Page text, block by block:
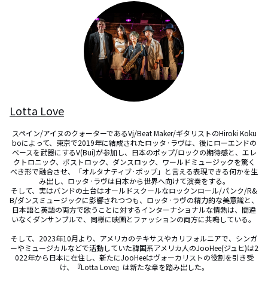
Lotta Love
スペイン/アイヌのクォーターであるVj/Beat Maker/ギタリストのHiroki Koku
boによって、東京で2019年に結成されたロッタ·ラヴは、後にローエンドの
ベースを武器にするV(Bui)が参加し、日本のポップ/ロックの期待感と、エレ
クトロニック、ポストロック、ダンスロック、ワールドミュージックを驚く
べき形で融合させ、「オルタナティブ·ポップ」と言える表現できる何かを生
み出し、ロッタ·ラヴは日本から世界へ向けて演奏をする。
​そして、実はバンドの土台はオールドスクールなロックンロール/パンク/R&
B/ダンスミュージックに影響されつつも、ロッタ·ラヴの精力的な美意識と、
日本語と英語の両方で歌うことに対するインターナショナルな情熱は、間違
いなくダンサンブルで、同様に映画とファッションの両方に共鳴している。
そして、2023年10月より、アメリカのテキサスやカリフォルニアで、シンガ
ーやミュージカルなどで活動していた韓国系アメリカ人のJooHee(ジュヒ)は2
022年から日本に在住し、新たにJooHeeはヴォーカリストの役割を引き受
け、『Lotta Love』は新たな章を踏み出した。